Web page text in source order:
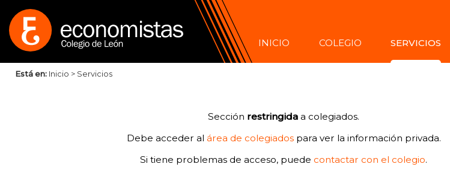
INICIO COLEGIO SERVICIOS
Está en: Inicio > Servicios
Sección restringida a colegiados.
Debe acceder al área de colegiadospara ver la información privada.
Si tiene problemas de acceso, puede contactar con el colegio.